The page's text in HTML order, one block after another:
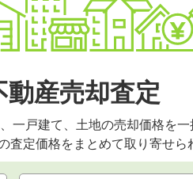
動産売却査定
一戸建て、土地の売却価格を一
査定価格をまとめて取り寄せら